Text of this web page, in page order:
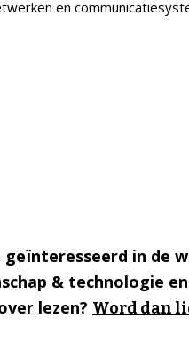
en
geïnteresseerd in de
& technologie
lezen? Word dan